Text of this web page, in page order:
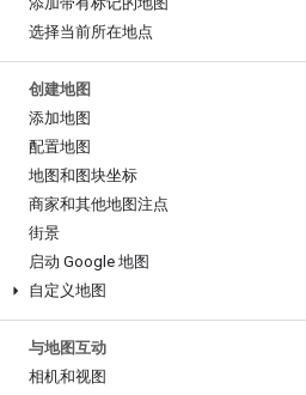
选择当前所在地点
创建地图
添加地图
配置地图
地图和图块坐标
商家和其他地图注点
街景
启动 Google 地图
自定义地图
与地图互动
相机和视图